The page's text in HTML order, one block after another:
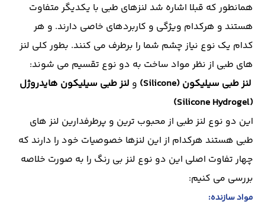
همانطور که قبلا اشاره شد لنزهای طبی با یکدیگر متفاوت
هستند و هرکدام ویژگی و کاربردهای خاصی دارند. و هر
کدام یک نوع نیاز چشم شما را برطرف می کنند. بطور کلی لنز
های طبی از نظر مواد ساخت به دو نوع تقسیم می شوند:
لنز طبی سیلیکون (Silicone)
و لنز طبی سیلیکون هایدروژل
(
Silicone Hydrogel
)
این دو نوع لنز طبی از محبوب ترین و پرطرفدارین لنز های
طبی هستند هرکدام از این لنزها خصوصیات خود را دارند که
چهار تفاوت اصلی این دو نوع لنز بی رنگ را به صورت خلاصه
بررسی می کنیم:
مواد سازنده: